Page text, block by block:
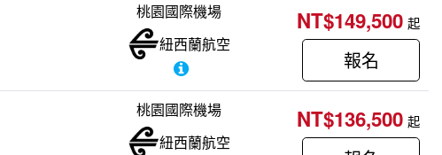
桃園國際機場
紐西蘭航空
NT$149,500 起
報名
桃園國際機場
紐西蘭航空
NT$136,500 起